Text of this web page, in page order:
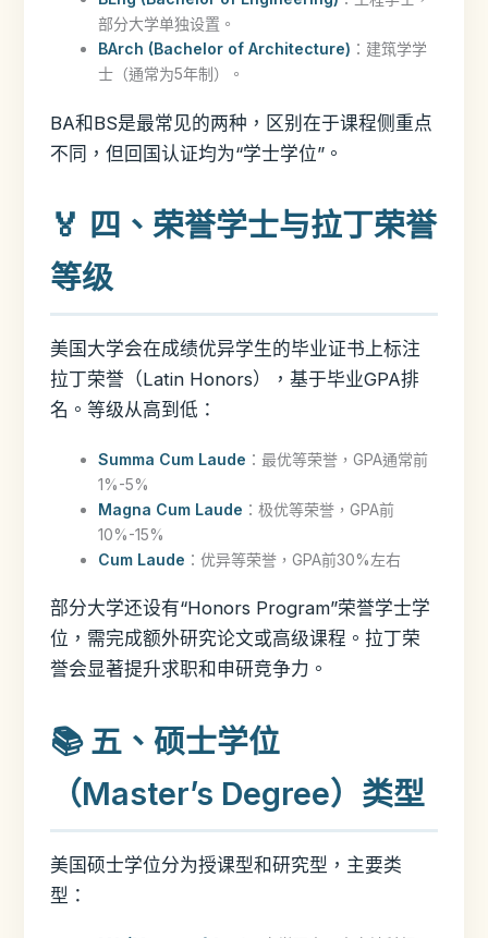
部分大学单独设置。
BArch (Bachelor of Architecture) ：建筑学学
士（通常为5年制）。
BA和BS是最常见的两种，区别在于课程侧重点
不同，但回国认证均为“学士学位”。
🏅 四、荣誉学士与拉丁荣誉
等级
美国大学会在成绩优异学生的毕业证书上标注
拉丁荣誉（Latin Honors），基于毕业GPA排
名。等级从高到低：
Summa Cum Laude ：最优等荣誉，GPA通常前
1%-5%
Magna Cum Laude ：极优等荣誉，GPA前
10%-15%
Cum Laude ：优异等荣誉，GPA前30%左右
部分大学还设有“Honors Program”荣誉学士学
位，需完成额外研究论文或高级课程。拉丁荣
誉会显著提升求职和申研竞争力。
📚 五、硕士学位
（Master’s Degree）类型
美国硕士学位分为授课型和研究型，主要类
型：